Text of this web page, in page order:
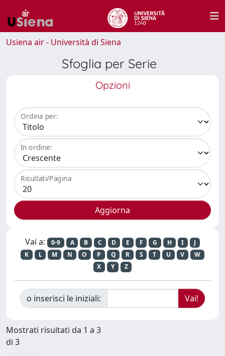
Usiena air - Università di Siena
Sfoglia per Serie
Opzioni
Ordina per:
In ordine:
Risultati/Pagina
Vai a: 0-9 A B C D E F G H I
J
K
L M N O P Q R S T U V
W
X
Y Z
o inserisci le iniziali:
Mostrati risultati da 1 a 3
di 3